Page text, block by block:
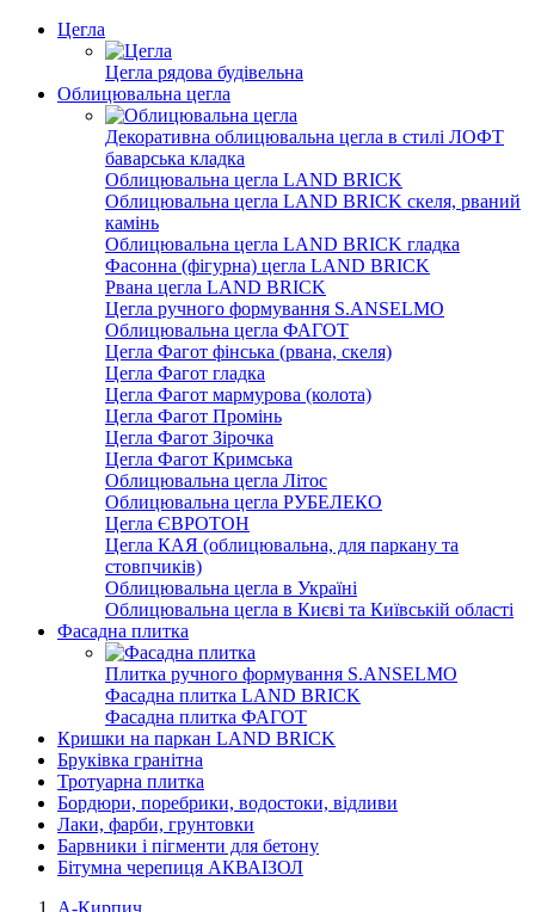
Цегла
Цегла рядова будівельна
Облицювальна цегла
Декоративна облицювальна цегла в стилі ЛОФТ
баварська кладка
Облицювальна цегла LAND BRICK
Облицювальна цегла LAND BRICK скеля, рваний
камінь
Облицювальна цегла LAND BRICK гладка
Фасонна (фігурна) цегла LAND BRICK
Рвана цегла LAND BRICK
Цегла ручного формування S.ANSELMO
Облицювальна цегла ФАГОТ
Цегла Фагот фінська (рвана, скеля)
Цегла Фагот гладка
Цегла Фагот мармурова (колота)
Цегла Фагот Промінь
Цегла Фагот Зірочка
Цегла Фагот Кримська
Облицювальна цегла Літос
Облицювальна цегла РУБЕЛЕКО
Цегла ЄВРОТОН
Цегла КАЯ (облицювальна, для паркану та
стовпчиків)
Облицювальна цегла в Україні
Облицювальна цегла в Києві та Київській області
Фасадна плитка
Плитка ручного формування S.ANSELMO
Фасадна плитка LAND BRICK
Фасадна плитка ФАГОТ
Кришки на паркан LAND BRICK
Бруківка гранітна
Тротуарна плитка
Бордюри, поребрики, водостоки, відливи
Лаки, фарби, грунтовки
Барвники і пігменти для бетону
Бітумна черепиця АКВАІЗОЛ
А-Кирпич